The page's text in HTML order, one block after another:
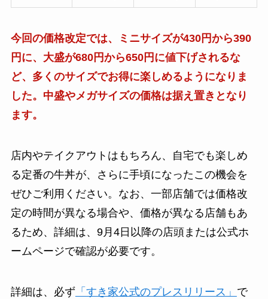
今回の価格改定では、ミニサイズが430円から390
円に、大盛が680円から650円に値下げされるな
ど、多くのサイズでお得に楽しめるようになりま
した。中盛やメガサイズの価格は据え置きとなり
ます。
店内やテイクアウトはもちろん、自宅でも楽しめ
る定番の牛丼が、さらに手頃になったこの機会を
ぜひご利用ください。なお、一部店舗では価格改
定の時間が異なる場合や、価格が異なる店舗もあ
るため、詳細は、9月4日以降の店頭または公式ホ
ームページで確認が必要です。
詳細は、必ず「すき家公式のプレスリリース」 で